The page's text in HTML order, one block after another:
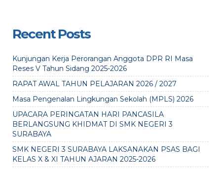
Recent Posts
Kunjungan Kerja Perorangan Anggota DPR RI Masa
Reses V Tahun Sidang 2025-2026
RAPAT AWAL TAHUN PELAJARAN 2026 / 2027
Masa Pengenalan Lingkungan Sekolah (MPLS) 2026
UPACARA PERINGATAN HARI PANCASILA
BERLANGSUNG KHIDMAT DI SMK NEGERI 3
SURABAYA
SMK NEGERI 3 SURABAYA LAKSANAKAN PSAS BAGI
KELAS X & XI TAHUN AJARAN 2025-2026